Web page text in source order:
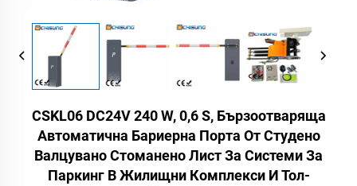
CSKL06 DC24V 240 W, 0,6 S, Бързоотваряща
Автоматична Бариерна Порта От Студено
Валцувано Стоманено Лист За Системи За
Паркинг В Жилищни Комплекси И Тол-